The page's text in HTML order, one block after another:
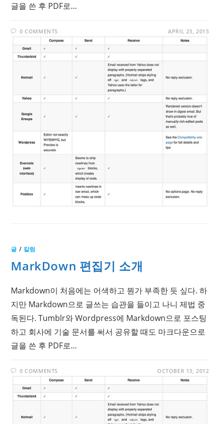
글을 쓴 후 PDF로…
0 COMMENTS APRIL 23, 2013
글 / 칼럼
MarkDown 편집기 소개
Markdown이 처음에는 어색하고 뭔가 부족한 듯 싶다. 하
지만 Markdown으로 글쓰는 습관을 들이고 나니 제법 중
독된다. Tumblr와 Wordpress에 Markdown으로 포스팅
하고 회사에 기술 문서를 써서 공유할 때도 마크다운으로
글을 쓴 후 PDF로…
0 COMMENTS OCTOBER 13, 2012